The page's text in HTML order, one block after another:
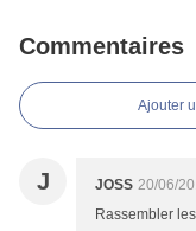
Commentaires
Ajouter
J JOSS 20/06/
Rassembler